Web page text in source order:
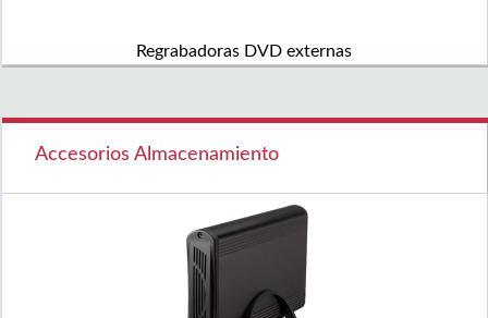
Regrabadoras DVD externas
Accesorios Almacenamiento